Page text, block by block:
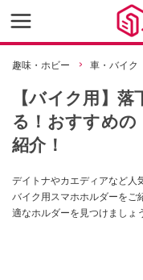
趣味・ホビー 車・バイク
【バイク用】
る！おすすめ
紹介！
デイトナやカエディアなど人
バイク用スマホホルダーをご
適なホルダーを見つけましょ